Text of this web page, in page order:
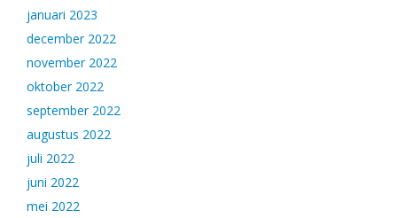
januari 2023
december 2022
november 2022
oktober 2022
september 2022
augustus 2022
juli 2022
juni 2022
mei 2022